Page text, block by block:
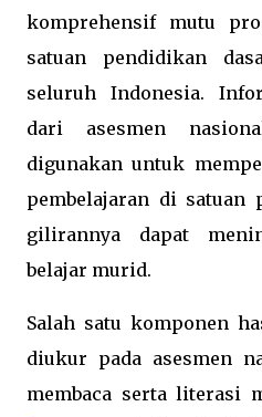
komprehensif mutu
satuan pendidikan
seluruh Indonesia.
dari asesmen
digunakan untuk
pembelajaran di satuan
gilirannya dapat
belajar murid.
Salah satu komponen
diukur pada asesmen
membaca serta literasi